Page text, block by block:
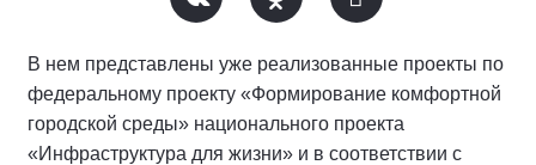
В нем представлены уже реализованные проекты по
федеральному проекту «Формирование комфортной
городской среды» национального проекта
«Инфраструктура для жизни» и в соответствии с